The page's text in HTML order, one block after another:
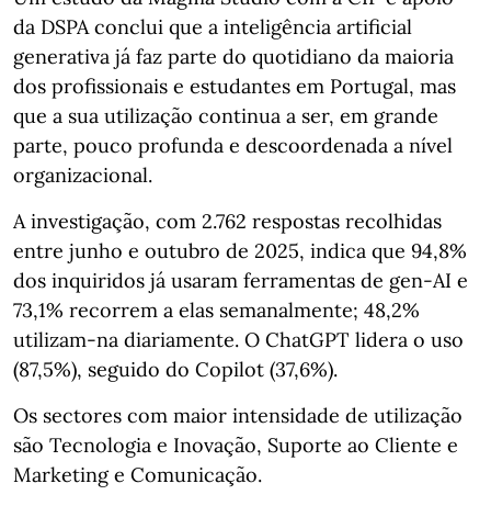
da DSPA conclui que a inteligência artificial
generativa já faz parte do quotidiano da maioria
dos profissionais e estudantes em Portugal, mas
que a sua utilização continua a ser, em grande
parte, pouco profunda e descoordenada a nível
organizacional.
A investigação, com 2.762 respostas recolhidas
entre junho e outubro de 2025, indica que 94,8%
dos inquiridos já usaram ferramentas de gen‑AI e
73,1% recorrem a elas semanalmente; 48,2%
utilizam‑na diariamente. O ChatGPT lidera o uso
(87,5%), seguido do Copilot (37,6%).
Os sectores com maior intensidade de utilização
são Tecnologia e Inovação, Suporte ao Cliente e
Marketing e Comunicação.